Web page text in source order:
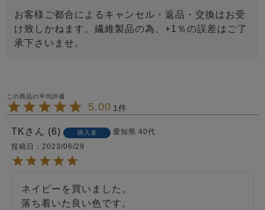
お客様ご都合によるキャンセル・返品・交換はお受
け致しかねます。繊維製品の為、+1％の誤差はご了
承下さいませ。
5.00 1
TK 6 購入者 愛知県 40代
投稿日
2023/06/29
ネイビーを買いました。
落ち着いた良い色です。